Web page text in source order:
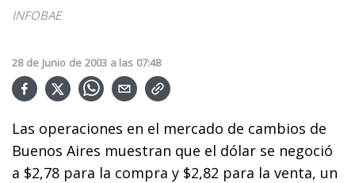
INFOBAE
28 de Junio de 2003 a las 07:48
Las operaciones en el mercado de cambios de
Buenos Aires muestran que el dólar se negoció
a $2,78 para la compra y $2,82 para la venta, un